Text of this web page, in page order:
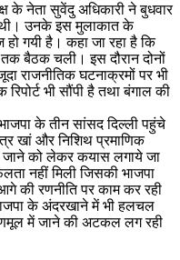
के नेता सुवेंदु अधिकारी ने बुधवार
थी। उनके इस मुलाकात के
गयी है। कहा जा रहा है कि
बैठक चली। इस दौरान दोनों
राजनीतिक घटनाक्रमों पर भी
भी सौंपी है तथा बंगाल की
के तीन सांसद दिल्ली पहुंचे
खां और निशिथ प्रमाणिक
को लेकर कयास लगाये जा
नहीं मिली जिसकी भाजपा
की रणनीति पर काम कर रही
के अंदरखाने में भी हलचल
में जाने की अटकल लग रही